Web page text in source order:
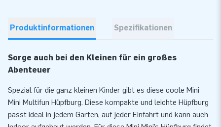
Produktinformationen Spezifikationen
Sorge auch bei den Kleinen für ein großes
Abenteuer
Spezial für die ganz kleinen Kinder gibt es diese coole Mini
Mini Multifun Hüpfburg. Diese kompakte und leichte Hüpfburg
passt ideal in jedem Garten, auf jeder Einfahrt und kann auch